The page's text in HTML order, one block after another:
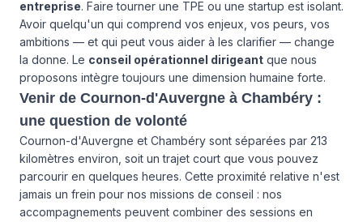
entreprise. Faire tourner une TPE ou une startup est isolant.
Avoir quelqu'un qui comprend vos enjeux, vos peurs, vos
ambitions — et qui peut vous aider à les clarifier — change
la donne. Le conseil opérationnel dirigeant que nous
proposons intègre toujours une dimension humaine forte.
Venir de Cournon-d'Auvergne à Chambéry :
une question de volonté
Cournon-d'Auvergne et Chambéry sont séparées par 213
kilomètres environ, soit un trajet court que vous pouvez
parcourir en quelques heures. Cette proximité relative n'est
jamais un frein pour nos missions de conseil : nos
accompagnements peuvent combiner des sessions en